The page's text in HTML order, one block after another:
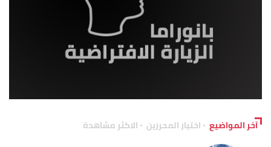
آخر المواضيع اختيار المحررين الاكثر مشاهدة